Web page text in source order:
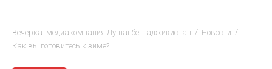
Вечёрка: медиакомпания Душанбе, Таджикистан / Новости /
Как вы готовитесь к зиме?